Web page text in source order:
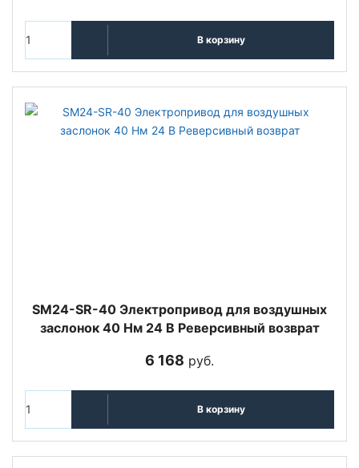
В корзину
SM24-SR-40 Электропривод для воздушных
заслонок 40 Нм 24 В Реверсивный возврат
6 168 руб.
В корзину